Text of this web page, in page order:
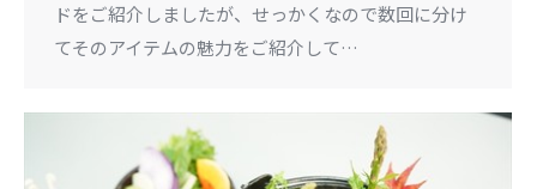
ドをご紹介しましたが、せっかくなので数回に分け
てそのアイテムの魅力をご紹介して…